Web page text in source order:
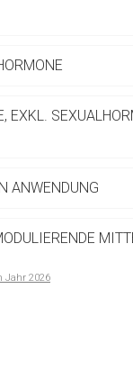
EXKL.
ANWENDUNG
Jahr 2026